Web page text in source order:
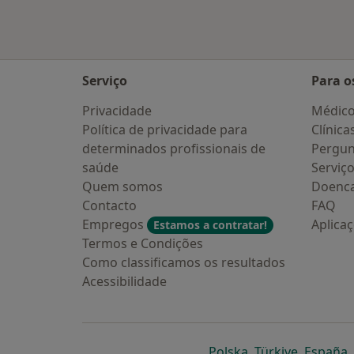
Serviço
Privacidade
Política de privacidade para
determinados profissionais de
saúde
Quem somos
Contacto
Empregos
Estamos a contratar!
Termos e Condições
Como classificamos os resultados
Acessibilidade
Para
FAQ